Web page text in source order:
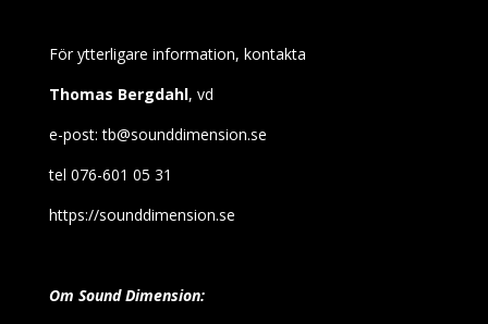
För ytterligare information, kontakta
Thomas Bergdahl, vd
e-post: tb@sounddimension.se
tel 076-601 05 31
https://sounddimension.se
Om Sound Dimension: